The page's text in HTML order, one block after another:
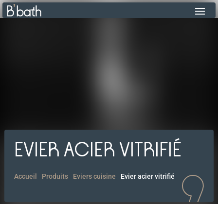
EVIER ACIER VITRIFIÉ
Accueil Produits Eviers cuisine Evier acier vitrifié